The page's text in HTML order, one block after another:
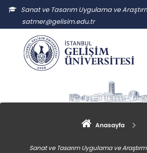
Sanat ve Tasarım Uygulama ve
satmer@gelisim.edu.tr
Anasayfa
Sanat ve Tasarım Uygulama ve